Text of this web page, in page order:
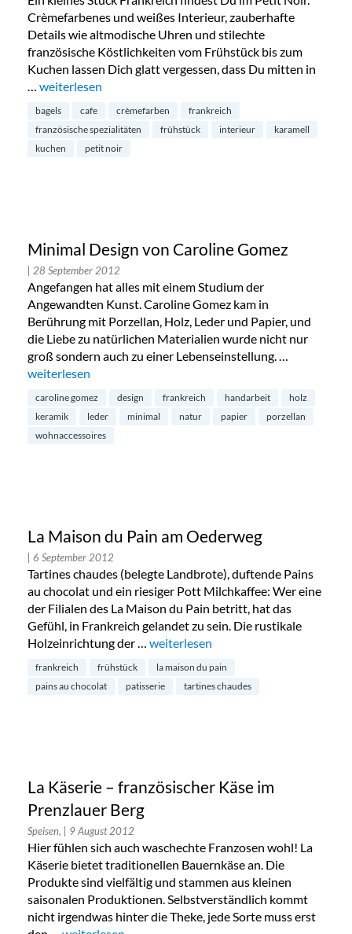
Crèmefarbenes und weißes Interieur, zauberhafte
Details wie altmodische Uhren und stilechte
französische Köstlichkeiten vom Frühstück bis zum
Kuchen lassen Dich glatt vergessen, dass Du mitten in
… „Petit Noir – französisches Flair in Lindenthal“
weiterlesen
bagels cafe crèmefarben
frankreich
französische spezialitäten
frühstück interieur
karamell
kuchen
petit noir
Minimal Design von Caroline Gomez
| 28 September 2012
Angefangen hat alles mit einem Studium der
Angewandten Kunst. Caroline Gomez kam in
Berührung mit Porzellan, Holz, Leder und Papier, und
die Liebe zu natürlichen Materialien wurde nicht nur
groß sondern auch zu einer Lebenseinstellung. …
„Minimal Design von Caroline Gomez“
weiterlesen
caroline gomez design frankreich handarbeit
holz
keramik
leder minimal natur papier
porzellan
wohnaccessoires
La Maison du Pain am Oederweg
| 6 September 2012
Tartines chaudes (belegte Landbrote), duftende Pains
au chocolat und ein riesiger Pott Milchkaffee: Wer eine
der Filialen des La Maison du Pain betritt, hat das
Gefühl, in Frankreich gelandet zu sein. Die rustikale
Holzeinrichtung der … „La Maison du Pain am Oederweg“
weiterlesen
frankreich frühstück
la maison du pain
pains au chocolat
patisserie tartines chaudes
La Käserie – französischer Käse im
Prenzlauer Berg
Speisen, | 9 August 2012
Hier fühlen sich auch waschechte Franzosen wohl! La
Käserie bietet traditionellen Bauernkäse an. Die
Produkte sind vielfältig und stammen aus kleinen
saisonalen Produktionen. Selbstverständlich kommt
nicht irgendwas hinter die Theke, jede Sorte muss erst